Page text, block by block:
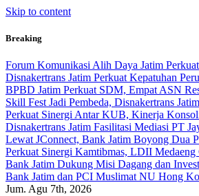
Skip to content
Breaking
Forum Komunikasi Alih Daya Jatim
Disnakertrans Jatim Perkuat Kepatuhan
BPBD Jatim Perkuat SDM, Empat ASN
Skill Fest Jadi Pembeda, Disnakertrans
Perkuat Sinergi Antar KUB, Kinerja
Disnakertrans Jatim Fasilitasi Mediasi PT
Lewat JConnect, Bank Jatim Boyong Dua
Perkuat Sinergi Kamtibmas, LDII
Bank Jatim Dukung Misi Dagang dan
Bank Jatim dan PCI Muslimat NU Hong
Jum. Agu 7th, 2026